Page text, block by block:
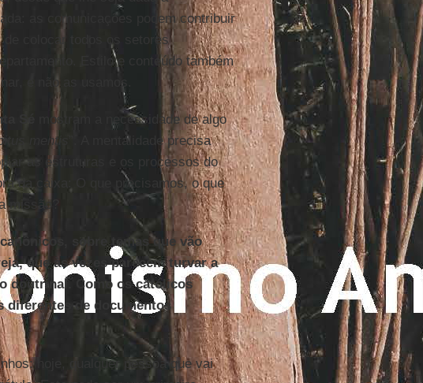
as comunicações podem contribuir
colocar todos os setores
Estilo e conteúdo também
e não as usamos.
Sé
mostram a necessidade de algo
mentis
”. A mentalidade precisa
as estruturas e os processos do
da caixa: O que precisamos, o que
missão?
sobre temas que vão
que às vezes parecem turvar a
doutrinal. Como os católicos
diferentes de documentos
hoje, qualquer pessoa que vai